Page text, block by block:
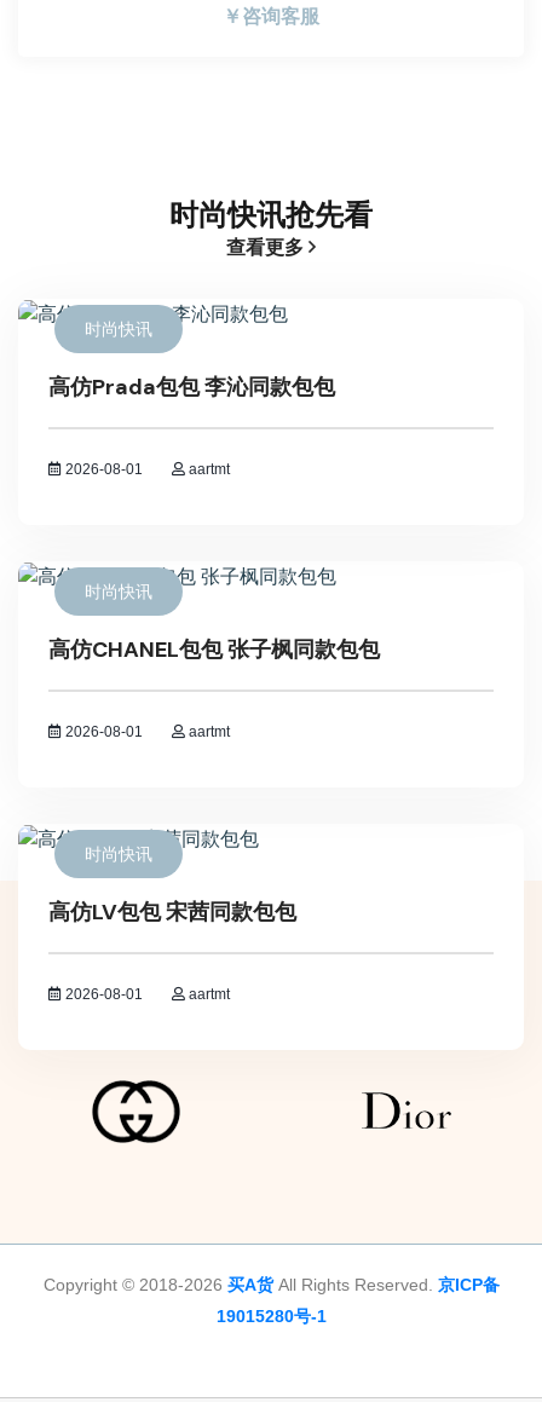
￥咨询客服
时尚快讯抢先看
查看更多
时尚快讯
高仿Prada包包 李沁同款包包
2026-08-01 aartmt
时尚快讯
高仿CHANEL包包 张子枫同款包包
2026-08-01 aartmt
时尚快讯
高仿LV包包 宋茜同款包包
2026-08-01 aartmt
Copyright © 2018-2026 买A货All Rights Reserved. 京ICP备
19015280号-1